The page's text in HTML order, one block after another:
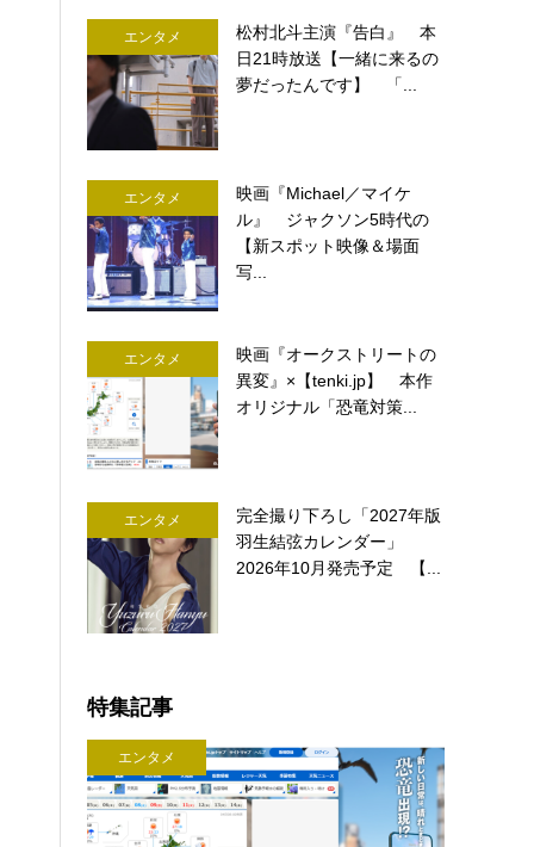
エンタメ
松村北斗主演『告白』 本
日21時放送【一緒に来るの
夢だったんです】 「...
エンタメ
映画『Michael／マイケ
ル』 ジャクソン5時代の
【新スポット映像＆場面
写...
エンタメ
映画『オークストリートの
異変』×【tenki.jp】 本作
オリジナル「恐竜対策...
エンタメ
完全撮り下ろし「2027年版
羽生結弦カレンダー」
2026年10月発売予定 【...
特集記事
エンタメ